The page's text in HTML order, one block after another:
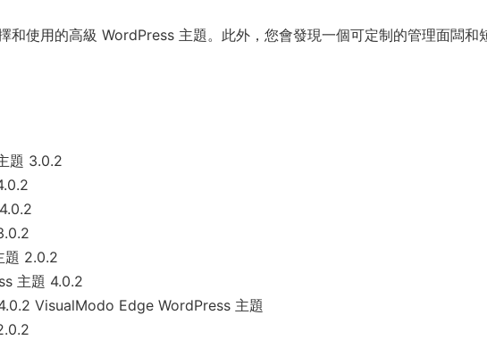
和使用的高級 WordPress 主題。此外，您會發現一個可定制的管理面闆和
題 3.0.2
題 2.0.2
主題 4.0.2
VisualModo Edge WordPress 主題